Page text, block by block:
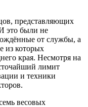
представляющих
это были не
от службы, а
из которых
края. Несмотря на
лимит
и техники
весовых